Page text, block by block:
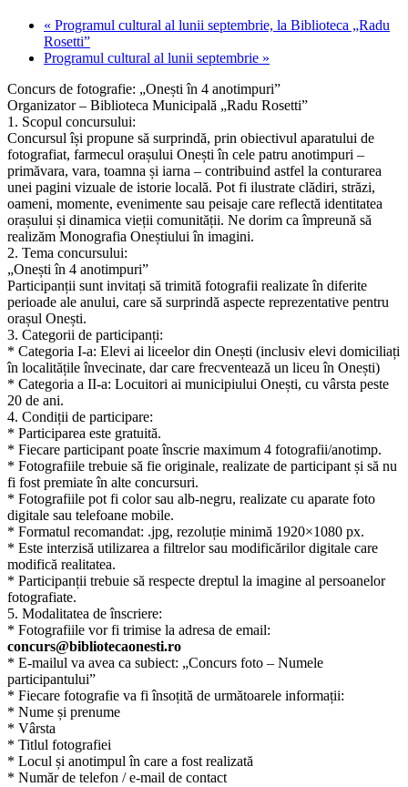
« Programul cultural al lunii septembrie, la Biblioteca „Radu
Rosetti”
Programul cultural al lunii septembrie »
Concurs de fotografie: „Onești în 4 anotimpuri”
Organizator – Biblioteca Municipală „Radu Rosetti”
1. Scopul concursului:
Concursul își propune să surprindă, prin obiectivul aparatului de
fotografiat, farmecul orașului Onești în cele patru anotimpuri –
primăvara, vara, toamna și iarna – contribuind astfel la conturarea
unei pagini vizuale de istorie locală. Pot fi ilustrate clădiri, străzi,
oameni, momente, evenimente sau peisaje care reflectă identitatea
orașului și dinamica vieții comunității. Ne dorim ca împreună să
realizăm Monografia Oneștiului în imagini.
2. Tema concursului:
„Onești în 4 anotimpuri”
Participanții sunt invitați să trimită fotografii realizate în diferite
perioade ale anului, care să surprindă aspecte reprezentative pentru
orașul Onești.
3. Categorii de participanți:
* Categoria I-a: Elevi ai liceelor din Onești (inclusiv elevi domiciliați
în localitățile învecinate, dar care frecventează un liceu în Onești)
* Categoria a II-a: Locuitori ai municipiului Onești, cu vârsta peste
20 de ani.
4. Condiții de participare:
* Participarea este gratuită.
* Fiecare participant poate înscrie maximum 4 fotografii/anotimp.
* Fotografiile trebuie să fie originale, realizate de participant și să nu
fi fost premiate în alte concursuri.
* Fotografiile pot fi color sau alb-negru, realizate cu aparate foto
digitale sau telefoane mobile.
* Formatul recomandat: .jpg, rezoluție minimă 1920×1080 px.
* Este interzisă utilizarea a filtrelor sau modificărilor digitale care
modifică realitatea.
* Participanții trebuie să respecte dreptul la imagine al persoanelor
fotografiate.
5. Modalitatea de înscriere:
* Fotografiile vor fi trimise la adresa de email:
concurs@bibliotecaonesti.ro
* E-mailul va avea ca subiect: „Concurs foto – Numele
participantului”
* Fiecare fotografie va fi însoțită de următoarele informații:
* Nume și prenume
* Vârsta
* Titlul fotografiei
* Locul și anotimpul în care a fost realizată
* Număr de telefon / e-mail de contact